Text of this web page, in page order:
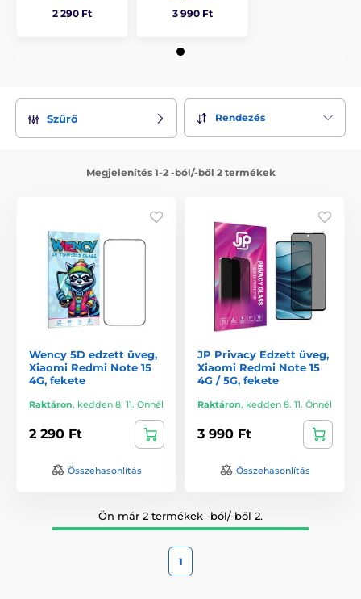
2 290 Ft
3 990 Ft
Szűrő Rendezés
Megjelenítés 1-2 -ból/-ből 2 termékek
Wency 5D edzett üveg,
Xiaomi Redmi Note 15
4G, fekete
Raktáron, kedden 8. 11. Önnél
2 290 Ft
Összehasonlítás
JP Privacy Edzett üveg,
Xiaomi Redmi Note 15
4G / 5G, fekete
Raktáron, kedden 8. 11. Önnél
3 990 Ft
Összehasonlítás
Ön már 2 termékek -ból/-ből 2.
1